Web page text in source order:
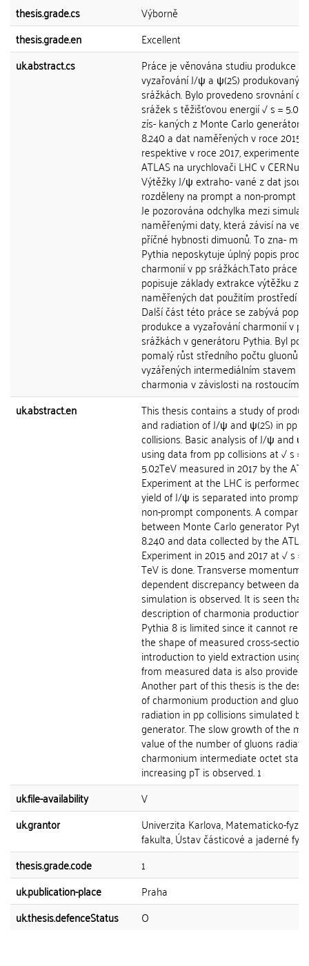
thesis.grade.cs
Výborně
thesis.grade.en
Excellent
uk.abstract.cs
Práce je věnována studiu produkce a
vyzařování J/ψ a ψ(2S)
srážkách. Bylo provedeno srovnání
srážek s těžišťovou energií √ s = 5.02
zís- kaných z Monte Carlo
8.240 a dat naměřených v roce 2015,
respektive v roce 2017, experimentem
ATLAS na urychlovači LHC v CERNu.
Výtěžky J/ψ extraho- vané z dat jsou
rozděleny na prompt a non-prompt
Je pozorována odchylka mezi
naměřenými daty, která závisí na
příčné hybnosti dimuonů. To zna-
Pythia neposkytuje úplný popis
charmonií v pp srážkách.Tato práce
popisuje základy extrakce výtěžku z
naměřených dat použitím prostředí
Další část této práce se zabývá
produkce a vyzařování charmonií v pp
srážkách v generátoru Pythia. Byl
pomalý růst středního počtu gluonů
vyzářených intermediálním stavem
charmonia v závislosti na rostoucím
uk.abstract.en
This thesis contains a study of
and radiation of J/ψ and ψ(2S) in pp
collisions. Basic analysis of J/ψ and
using data from pp collisions at √ s =
5.02TeV measured in 2017 by the
Experiment at the LHC is performed.
yield of J/ψ is separated into prompt
non-prompt components. A
between Monte Carlo generator
8.240 and data collected by the
Experiment in 2015 and 2017 at √ s =
TeV is done. Transverse momentum
dependent discrepancy between
simulation is observed. It is seen
description of charmonia production
Pythia 8 is limited since it cannot
the shape of measured cross-
introduction to yield extraction using
from measured data is also provided.
Another part of this thesis is the
of charmonium production and gluon
radiation in pp collisions simulated
generator. The slow growth of the
value of the number of gluons
charmonium intermediate octet
increasing pT is observed. 1
uk.file-availability
V
uk.grantor
Univerzita Karlova, Matematicko-
fakulta, Ústav částicové a jaderné
thesis.grade.code
1
uk.publication-place
Praha
uk.thesis.defenceStatus
O